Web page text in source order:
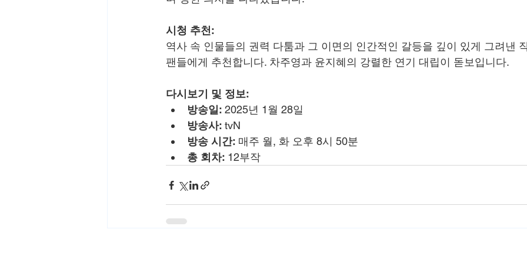
시청 추천:
역사 속 인물들의 권력 다툼과 그 이면의 인간적인 갈등을 깊이 있게 그려낸
팬들에게 추천합니다. 차주영과 윤지혜의 강렬한 연기 대립이 돋보입니다.
다시보기 및 정보:
방송일: 2025년 1월 28일
방송사: tvN
방송 시간: 매주 월, 화 오후 8시 50분
총 회차: 12부작